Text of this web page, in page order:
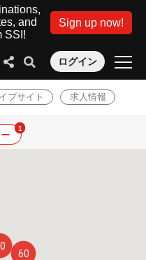
and
SSI!
Sign up now!
ログイン
ブサイト 求人情報
1
60